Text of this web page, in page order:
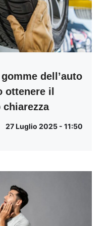
dell’auto
ottenere il
chiarezza
27 Luglio 2025 - 11:50